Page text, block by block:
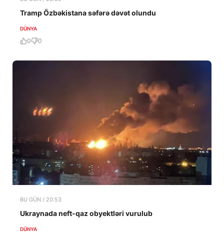
Tramp Özbəkistana səfərə dəvət olundu
DÜNYA
0 0
BU GÜN / 20:53
Ukraynada neft-qaz obyektləri vurulub
DÜNYA